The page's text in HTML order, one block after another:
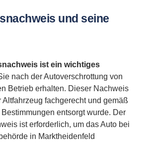
und seine
ist ein wichtiges
nach der Autoverschrottung von
Betrieb erhalten. Dieser Nachweis
Altfahrzeug fachgerecht und gemäß
entsorgt wurde. Der
ist erforderlich, um das Auto bei
in Marktheidenfeld